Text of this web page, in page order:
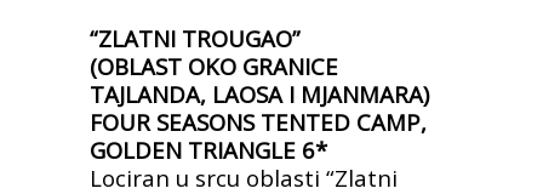
“ZLATNI TROUGAO”
(OBLAST OKO GRANICE
TAJLANDA, LAOSA I MJANMARA)
FOUR SEASONS TENTED CAMP,
GOLDEN TRIANGLE 6*
Lociran u srcu oblasti “Zlatni